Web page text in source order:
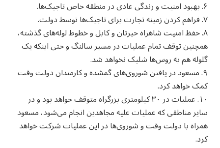
۶. بهبود امنیت و زندگی عادی در منطقه خاص تاجیک‌ها.
۷. فراهم کردن زمینه تجارت برای تاجیک‌ها توسط دولت.
۸. حفظ امنیت شاهراه حیرتان و کابل و خطوط لوله‌های گذشته،
همچنین توقف تمام عملیات در مسیر سالنگ و حتی اینکه یک
گلوله هم به روس‌ها شلیک نخواهد شد.
۹. مسعود در یافتن شوروی‌های گمشده و کارمندان دولت وقت
کمک خواهد کرد.
۱۰. عملیات در ۳۰ کیلومتری بزرگراه متوقف خواهد بود و در
سایر مناطقی که عملیات علیه مجاهدین انجام می‌شود، مسعود
همراه با دولت وقت و شوروی‌ها در این عملیات شرکت خواهد
کرد.